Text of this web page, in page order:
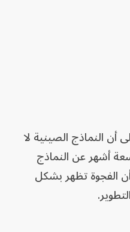
أن النماذج الصينية لا
أشهر عن النماذج
الفجوة تظهر بشكل